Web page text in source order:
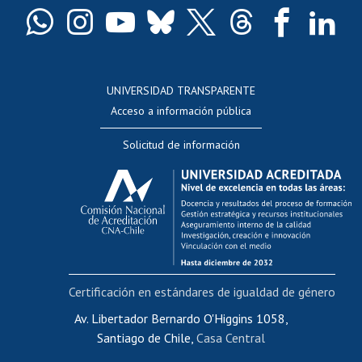
Docentes
Evaluación docente
Calificación académica
Postulación al AUCAI
Funcionarias/os
Cursos internos de capacitación
Bienestar del personal
Portal de movilidad interna
Certificado de renta
Certificado de renta honorarios
UNIVERSIDAD TRANSPARENTE
Acceso a información pública
Solicitud de información
Av. Libertador Bernardo O'Higgins 1058,
Santiago de Chile, Casa Central
Certificación en estándares de igualdad de género